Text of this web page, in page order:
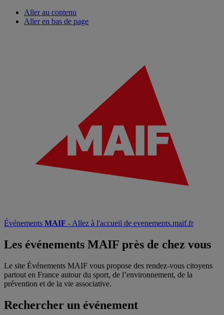
Aller au contenu
Aller en bas de page
Événements MAIF - Allez à l'accueil de evenements.maif.fr
Les événements MAIF près de chez vous
Le site Événements MAIF vous propose des rendez-vous citoyens
partout en France autour du sport, de l’environnement, de la
prévention et de la vie associative.
Rechercher un événement